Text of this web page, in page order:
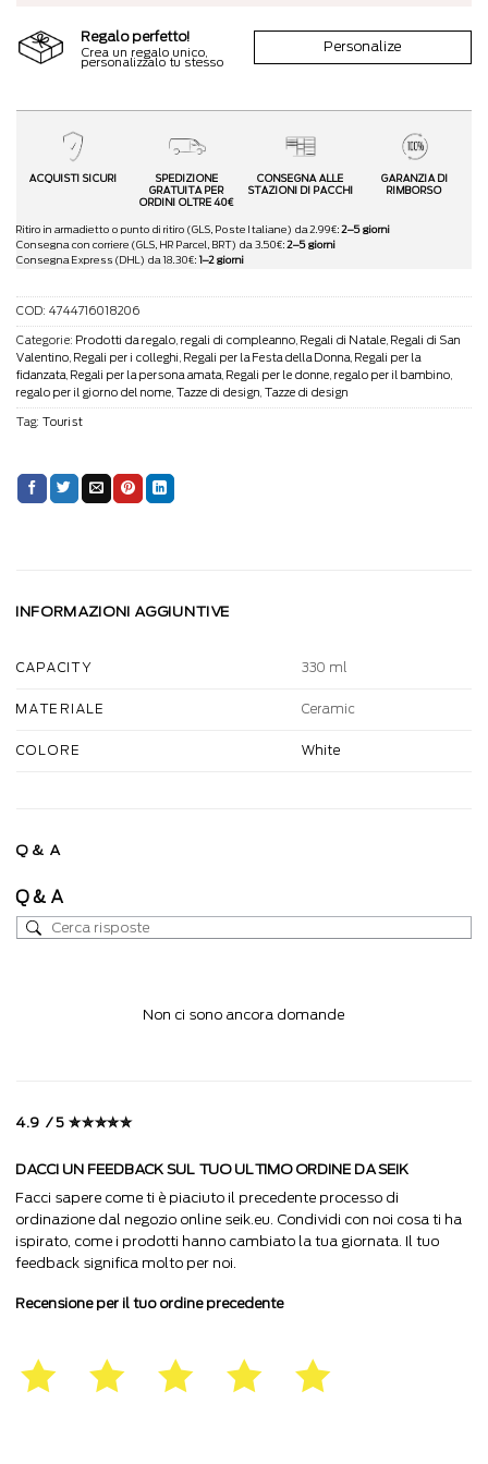
Regalo perfetto!
Crea un regalo unico,
personalizzalo tu stesso
Personalize
ACQUISTI SICURI
SPEDIZIONE
GRATUITA PER
ORDINI OLTRE 40€
CONSEGNA ALLE
STAZIONI DI PACCHI
GARANZIA DI
RIMBORSO
Ritiro in armadietto o punto di ritiro (GLS, Poste Italiane) da 2.99€:2–5 giorni
Consegna con corriere (GLS, HR Parcel, BRT) da 3.50€:2–5 giorni
Consegna Express (DHL) da 18.30€:
1–2 giorni
COD: 4744716018206
Categorie: Prodotti da regalo, regali di compleanno, Regali di Natale, Regali di San
Valentino, Regali per i colleghi , Regali per la Festa della Donna, Regali per la
fidanzata, Regali per la persona amata, Regali per le donne, regalo per il bambino,
regalo per il giorno del nome, Tazze di design, Tazze di design
Tag: Tourist
INFORMAZIONI AGGIUNTIVE
CAPACITY 330 ml
MATERIALE Ceramic
COLORE White
Q & A
Q & A
Non ci sono ancora domande
4.9 / 5 ✮✮✮✮✮
DACCI UN FEEDBACK SUL TUO ULTIMO ORDINE DA SEIK
Facci sapere come ti è piaciuto il precedente processo di
ordinazione dal negozio online seik.eu. Condividi con noi cosa ti ha
ispirato, come i prodotti hanno cambiato la tua giornata. Il tuo
feedback significa molto per noi.
Recensione per il tuo ordine precedente